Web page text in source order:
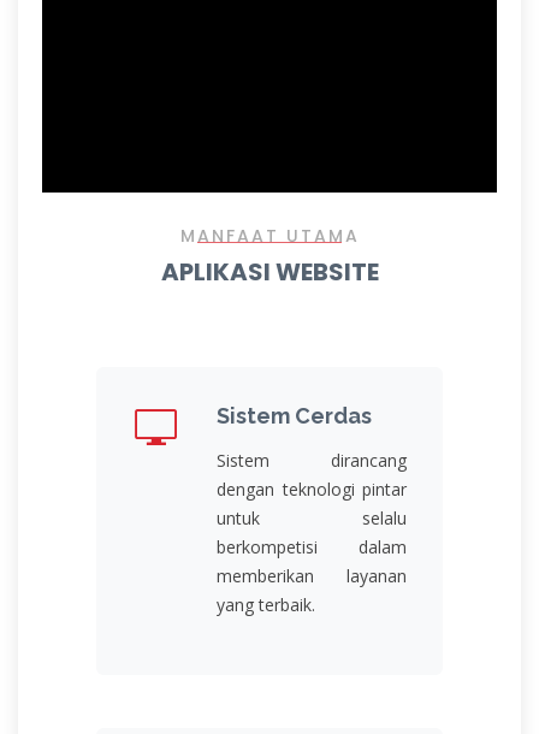
MANFAAT UTAMA
APLIKASI WEBSITE
Sistem Cerdas
Sistem dirancang
dengan teknologi pintar
untuk selalu
berkompetisi dalam
memberikan layanan
yang terbaik.